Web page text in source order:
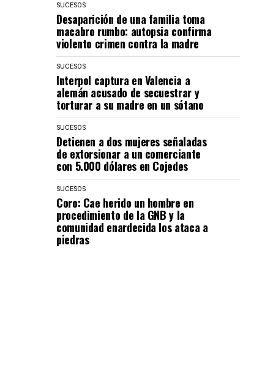
SUCESOS
Desaparición de una familia toma
macabro rumbo: autopsia confirma
violento crimen contra la madre
SUCESOS
Interpol captura en Valencia a
alemán acusado de secuestrar y
torturar a su madre en un sótano
SUCESOS
Detienen a dos mujeres señaladas
de extorsionar a un comerciante
con 5.000 dólares en Cojedes
SUCESOS
Coro: Cae herido un hombre en
procedimiento de la GNB y la
comunidad enardecida los ataca a
piedras